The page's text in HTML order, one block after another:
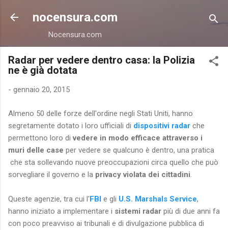
Passa ai contenuti principali
nocensura.com
Nocensura.com
Radar per vedere dentro casa: la Polizia
ne è già dotata
- gennaio 20, 2015
Almeno 50 delle forze dell'ordine negli Stati Uniti, hanno
segretamente dotato i loro ufficiali di dispositivi radar che
permettono loro divedere in modo efficace attraverso i
muri delle case per vedere se qualcuno è dentro, una pratica
che sta sollevando nuove preoccupazioni circa quello che può
sorvegliare il governo e la privacy violata dei cittadini
Queste agenzie, tra cui l'FBI e gli U.S. Marshals Service,
hanno iniziato a implementare i sistemi radar più di due anni fa
con poco preavviso ai tribunali e di divulgazione pubblica di